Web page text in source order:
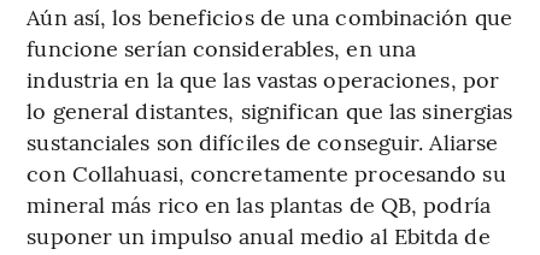
Aún así, los beneficios de una combinación que
funcione serían considerables, en una
industria en la que las vastas operaciones, por
lo general distantes, significan que las sinergias
sustanciales son difíciles de conseguir. Aliarse
con Collahuasi, concretamente procesando su
mineral más rico en las plantas de QB, podría
suponer un impulso anual medio al Ebitda de